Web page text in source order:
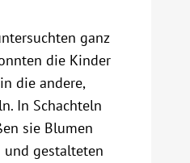
ganz
die Kinder
die andere,
In Schachteln
sie Blumen
gestalteten